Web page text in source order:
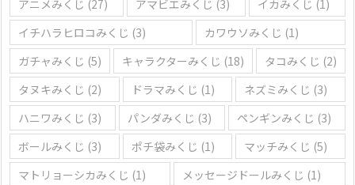
アニメみくじ (27) アマビエみくじ (3) イカみくじ (1)
イチハラヒロコみくじ (3) カワウソみくじ (1)
ガチャみくじ (5) キャラクターみくじ (18) タコみくじ (2)
タヌキみくじ (2) ドラマみくじ (1) ネズミみくじ (3)
ハニワみくじ (3) パンダみくじ (3) ペンギンみくじ (3)
ボールみくじ (3) ポチ袋みくじ (1) マッチみくじ (5)
マトリョーシカみくじ (1) メッセージドールみくじ (1)